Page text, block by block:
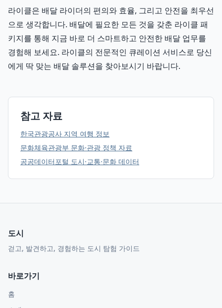
라이클은 배달 라이더의 편의와 효율, 그리고 안전을 최우선
으로 생각합니다. 배달에 필요한 모든 것을 갖춘 라이클 패
키지를 통해 지금 바로 더 스마트하고 안전한 배달 업무를
경험해 보세요. 라이클의 전문적인 큐레이션 서비스로 당신
에게 딱 맞는 배달 솔루션을 찾아보시기 바랍니다.
참고 자료
한국관광공사 지역 여행 정보
문화체육관광부 문화·관광 정책 자료
공공데이터포털 도시·교통·문화 데이터
도시
걷고, 발견하고, 경험하는 도시 탐험 가이드
바로가기
홈